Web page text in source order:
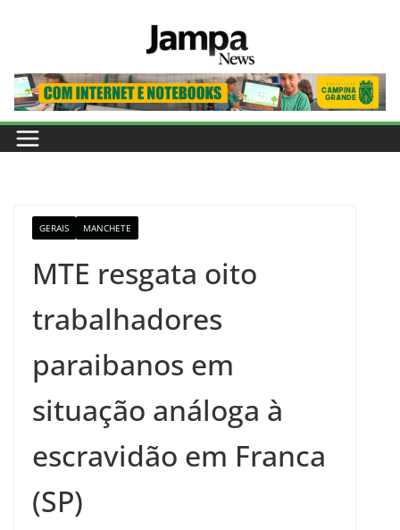
conteúdo
GERAIS MANCHETE
MTE resgata oito
trabalhadores
paraibanos em
situação análoga à
escravidão em Franca
(SP)